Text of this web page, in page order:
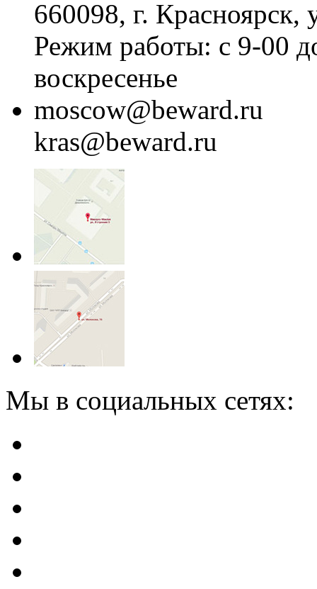
660098, г.
Режим работы: с 9-00
воскресенье
moscow@beward.ru
kras@beward.ru
Мы в социальных сетях: